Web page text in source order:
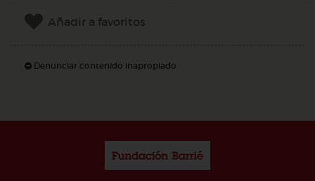
Añadir a favoritos
Denunciar contenido inapropiado